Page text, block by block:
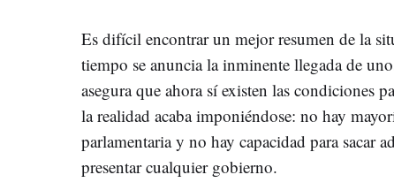
Es difícil encontrar un mejor resumen de la
tiempo se anuncia la inminente llegada de
asegura que ahora sí existen las condiciones
la realidad acaba imponiéndose: no hay
parlamentaria y no hay capacidad para sacar
presentar cualquier gobierno.